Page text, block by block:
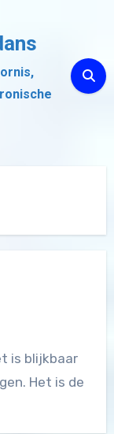
is blijkbaar
Het is de